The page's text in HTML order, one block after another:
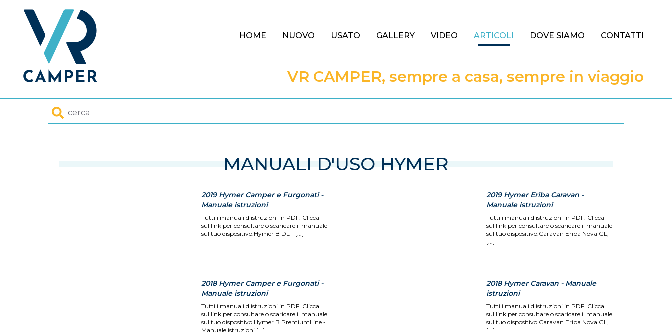
HOME NUOVO USATO GALLERY VIDEO ARTICOLI DOVE SIAMO CONTATTI
VR CAMPER, sempre a casa, sempre in viaggio
MANUALI D'USO HYMER
2019 Hymer Camper e Furgonati -
Manuale istruzioni
Tutti i manuali d'istruzioni in PDF. Clicca
sul link per consultare o scaricare il manuale
sul tuo dispositivo.Hymer B DL - [...]
2019 Hymer Eriba Caravan -
Manuale istruzioni
Tutti i manuali d'istruzioni in PDF. Clicca
sul link per consultare o scaricare il manuale
sul tuo dispositivo.Caravan Eriba Nova GL,
[...]
2018 Hymer Camper e Furgonati -
Manuale istruzioni
Tutti i manuali d'istruzioni in PDF. Clicca
sul link per consultare o scaricare il manuale
sul tuo dispositivo.Hymer B PremiumLine -
Manuale istruzioni [...]
2018 Hymer Caravan - Manuale
istruzioni
Tutti i manuali d'istruzioni in PDF. Clicca
sul link per consultare o scaricare il manuale
sul tuo dispositivo.Caravan Eriba Nova GL,
[...]